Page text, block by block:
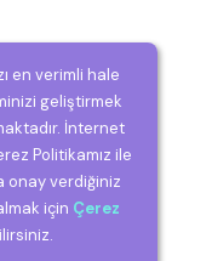
en verimli hale
geliştirmek
İnternet
Politikamız ile
onay verdiğiniz
için Çerez